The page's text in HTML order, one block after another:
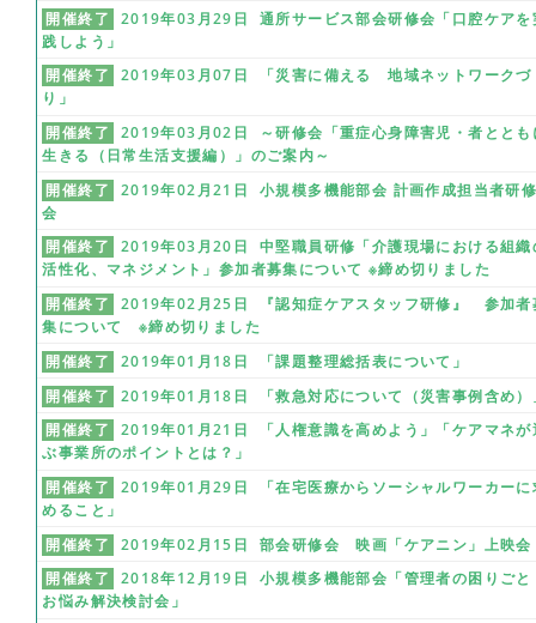
開催終了
2019年03月29日 通所サービス部会研修会「口腔ケアを
践しよう」
開催終了
2019年03月07日 「災害に備える 地域ネットワークづ
り」
開催終了
2019年03月02日 ～研修会「重症心身障害児・者ととも
生きる（日常生活支援編）」のご案内～
開催終了
2019年02月21日 小規模多機能部会 計画作成担当者研
会
開催終了
2019年03月20日 中堅職員研修「介護現場における組織
活性化、マネジメント」参加者募集について ※締め切りました
開催終了
2019年02月25日 『認知症ケアスタッフ研修』 参加者
集について ※締め切りました
開催終了
2019年01月18日 「課題整理総括表について」
開催終了
2019年01月18日 「救急対応について（災害事例含め）
開催終了
2019年01月21日 「人権意識を高めよう」「ケアマネが
ぶ事業所のポイントとは？」
開催終了
2019年01月29日 「在宅医療からソーシャルワーカーに
めること」
開催終了
2019年02月15日 部会研修会 映画「ケアニン」上映会
開催終了
2018年12月19日 小規模多機能部会「管理者の困りごと
お悩み解決検討会」